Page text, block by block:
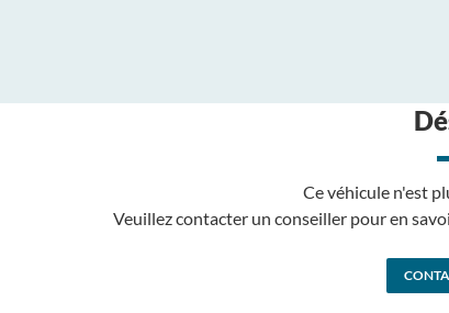
Ce véhicule n'est
Veuillez contacter un conseiller pour en